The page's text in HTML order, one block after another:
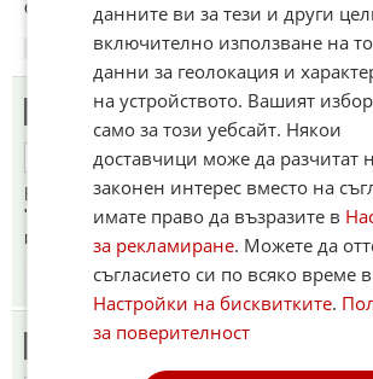
около вас и се поучете!
08.02.2026
гост
ОТГОВОР
Една роля в "Оркестър без име" ,където
"умна", "даровита", и "скромна" "девица",
през целия си живот!
08.02.2026
абе,
данните ви за тези и други
включително използване на
данни за геолокация и
на устройството. Вашият
само за този уебсайт. Някои
доставчици може да разчитат
законен интерес вместо на
имате право да възразите в
за рекламиране. Можете да
съгласието си по всяко време в
Настройки на бисквитките.
за поверителност